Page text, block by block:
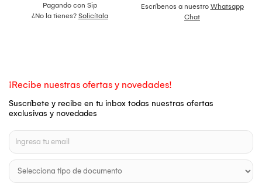
Pagando con Sip
¿No la tienes? Solicítala
Escríbenos a nuestro Whatsapp
Chat
¡Recibe nuestras ofertas y novedades!
Suscríbete y recibe en tu inbox todas nuestras ofertas
exclusivas y novedades